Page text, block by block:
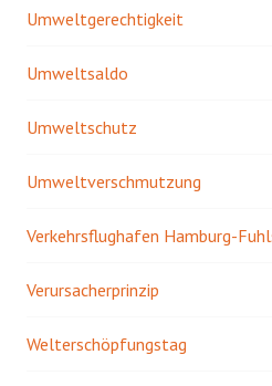
Umweltgerechtigkeit
Umweltsaldo
Umweltschutz
Umweltverschmutzung
Verkehrsflughafen Hamburg-
Verursacherprinzip
Welterschöpfungstag